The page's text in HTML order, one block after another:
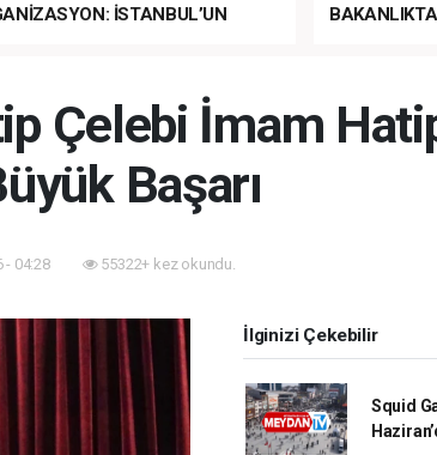
İSTANBUL’UN
Çelebi İmam
Başarı
- 04:28 55322+ kez okundu.
İlginizi Çekebilir
Squid